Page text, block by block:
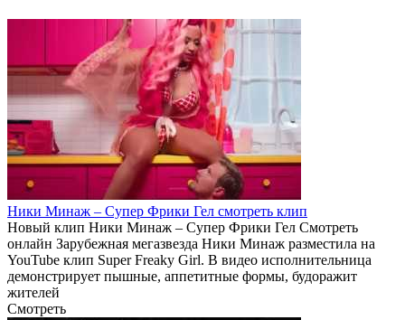
Ники Минаж – Супер Фрики Гел смотреть клип
Новый клип Ники Минаж – Супер Фрики Гел Смотреть
онлайн Зарубежная мегазвезда Ники Минаж разместила на
YouTube клип Super Freaky Girl. В видео исполнительница
демонстрирует пышные, аппетитные формы, будоражит
жителей
Смотреть